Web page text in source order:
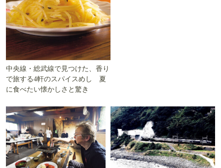
中央線・総武線で見つけた、香り
で旅する4軒のスパイスめし 夏
に食べたい懐かしさと驚き